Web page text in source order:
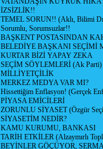
İZSİZLİK!!
TEMEL SORUN!! (Aklı, Bilimi
Sorumlu, Sorumsuzlar!!
BAŞKENT POSTASINDAN
BELEDİYE BAŞKANI SEÇİMİ
KURTAR BİZİ YAPAY ZEKA
SEÇİM SÖYLEMLERİ (Ak Parti)
MİLLİYETÇİLİK
MERKEZ MEDYA VAR MI?
Hissettiğim Enflasyon! (Gerçek
PİYASA EMİCİLERİ
ZORUNLU SİYASET (Özgür
SİYASETİM NEDİR?
KAMU KURUMU, BANKASI
TARİH ETKİLER (Alzaymırlı
BEYİNLER GÖÇÜYOR,